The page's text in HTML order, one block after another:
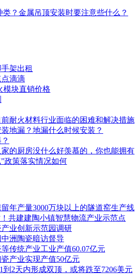
架出租
滴滴
模块直销价格
耐火材料行业面临的困难和解决措施
地漏？地漏什么时候安装？
的厨房没什么好羡慕的，你也能拥有
政策落实情况如何
年产量3000万块以上的隧道窑生产线
共建建陶小镇智慧物流产业示范点
业创新示范园调研
洲陶瓷暗访督导
传统产业工业产值60.07亿元
产业实现产值50亿元
到2天内形成双顶，或将跌至7206美元